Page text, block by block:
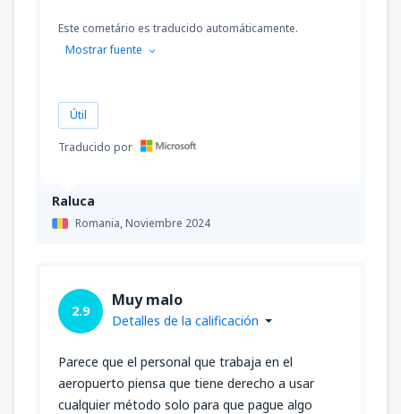
Raluca
Romania,Noviembre 2024
Este cometário es traducido automáticamente.
Mostrar fuente
Útil
Traducido por
2.9
Muy malo
Detalles de la calificación
Parece que el personal que trabaja en el
aeropuerto piensa que tiene derecho a usar
cualquier método solo para que pague algo